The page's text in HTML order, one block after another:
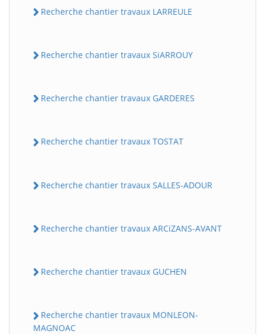
Recherche chantier travaux LARREULE
Recherche chantier travaux SiARROUY
Recherche chantier travaux GARDERES
Recherche chantier travaux TOSTAT
Recherche chantier travaux SALLES-ADOUR
Recherche chantier travaux ARCiZANS-AVANT
Recherche chantier travaux GUCHEN
Recherche chantier travaux MONLEON-
MAGNOAC